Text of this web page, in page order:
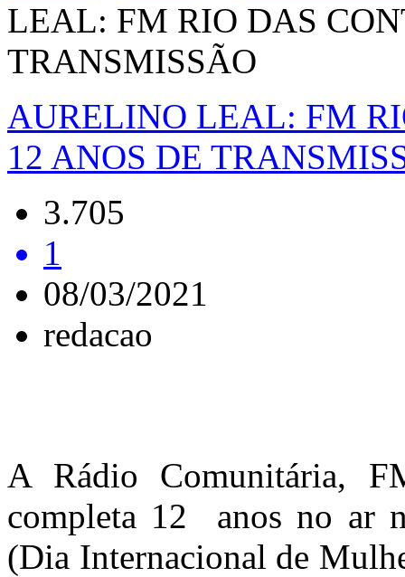
LEAL: FM RIO DAS
TRANSMISSÃO
AURELINO LEAL: FM
12 ANOS DE
3.705
1
08/03/2021
redacao
A Rádio Comunitária,
completa 12 anos no ar
(Dia Internacional de